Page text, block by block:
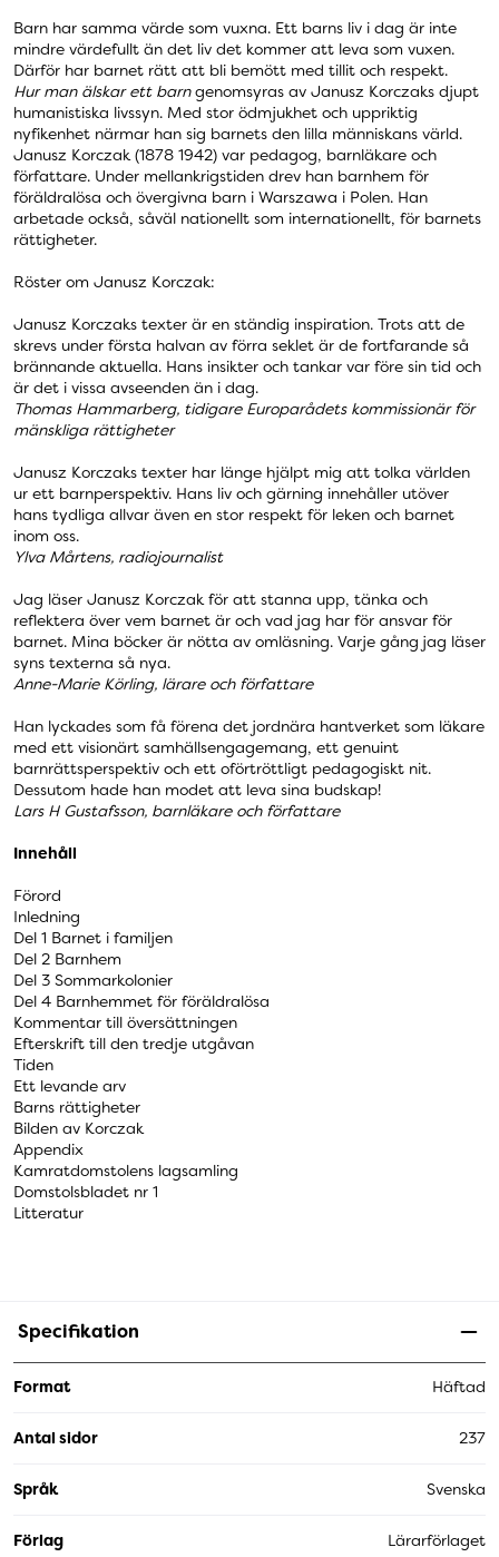
Barn har samma värde som vuxna. Ett barns liv i dag är inte
mindre värdefullt än det liv det kommer att leva som vuxen.
Därför har barnet rätt att bli bemött med tillit och respekt.
Hur man älskar ett barngenomsyras av Janusz Korczaks djupt
humanistiska livssyn. Med stor ödmjukhet och uppriktig
nyfikenhet närmar han sig barnets den lilla människans värld.
Janusz Korczak (1878 1942) var pedagog, barnläkare och
författare. Under mellankrigstiden drev han barnhem för
föräldralösa och övergivna barn i Warszawa i Polen. Han
arbetade också, såväl nationellt som internationellt, för barnets
rättigheter.
Röster om Janusz Korczak:
Janusz Korczaks texter är en ständig inspiration. Trots att de
skrevs under första halvan av förra seklet är de fortfarande så
brännande aktuella. Hans insikter och tankar var före sin tid och
är det i vissa avseenden än i dag.
Thomas Hammarberg, tidigare Europarådets kommissionär för
mänskliga rättigheter
Janusz Korczaks texter har länge hjälpt mig att tolka världen
ur ett barnperspektiv. Hans liv och gärning innehåller utöver
hans tydliga allvar även en stor respekt för leken och barnet
inom oss.
Ylva Mårtens, radiojournalist
Jag läser Janusz Korczak för att stanna upp, tänka och
reflektera över vem barnet är och vad jag har för ansvar för
barnet. Mina böcker är nötta av omläsning. Varje gång jag läser
syns texterna så nya.
Anne-Marie Körling, lärare och författare
Han lyckades som få förena det jordnära hantverket som läkare
med ett visionärt samhällsengagemang, ett genuint
barnrättsperspektiv och ett oförtröttligt pedagogiskt nit.
Dessutom hade han modet att leva sina budskap!
Lars H Gustafsson, barnläkare och författare
Innehåll
Förord
Inledning
Del 1 Barnet i familjen
Del 2 Barnhem
Del 3 Sommarkolonier
Del 4 Barnhemmet för föräldralösa
Kommentar till översättningen
Efterskrift till den tredje utgåvan
Tiden
Ett levande arv
Barns rättigheter
Bilden av Korczak
Appendix
Kamratdomstolens lagsamling
Domstolsbladet nr 1
Litteratur
Specifikation
Format Häftad
Antal sidor 237
Språk Svenska
Förlag Lärarförlaget